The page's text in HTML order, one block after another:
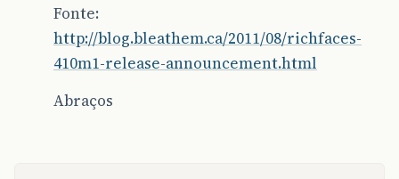
Fonte:
http://blog.bleathem.ca/2011/08/richfaces-
410m1-release-announcement.html
Abraços